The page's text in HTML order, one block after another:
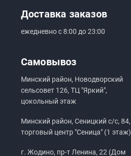
Доставка заказов
ежедневно с 8:00 до 23:00
Самовывоз
Минский район, Новодворский
сельсовет 126, ТЦ "Яркий",
цокольный этаж
Минский район, Сеницкий с/с, 84,
торговый центр "Сеница" (1 этаж)
г. Жодино, пр-т Ленина, 22 (Дом